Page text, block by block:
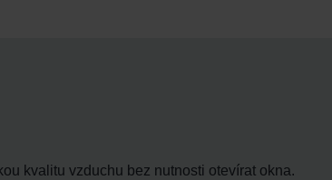
kvalitu vzduchu bez nutnosti otevírat okna.